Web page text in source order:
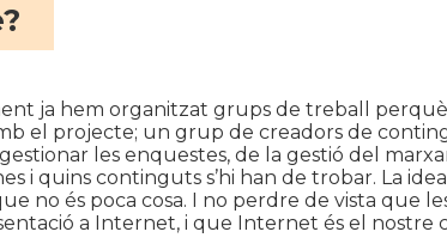
ja hem organitzat grups de treball
el projecte; un grup de creadors de
les enquestes, de la gestió del
i quins continguts s’hi han de trobar. La
no és poca cosa. I no perdre de vista que
a Internet, i que Internet és el nostre